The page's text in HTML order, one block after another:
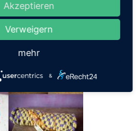
Akzeptieren
Verweigern
mehr
&